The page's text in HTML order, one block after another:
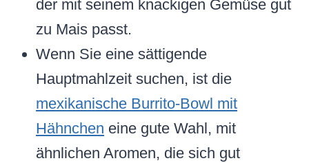
der mit seinem knackigen Gemüse gut
zu Mais passt.
Wenn Sie eine sättigende
Hauptmahlzeit suchen, ist die
mexikanische Burrito-Bowl mit
Hähnchen eine gute Wahl, mit
ähnlichen Aromen, die sich gut